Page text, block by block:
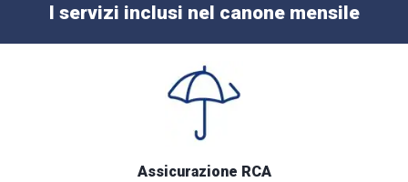
I servizi inclusi nel canone mensile
Assicurazione RCA